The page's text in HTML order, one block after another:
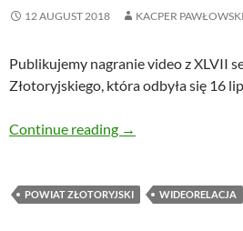
12 AUGUST 2018 KACPER PAWŁOWSKI
Publikujemy nagranie video z XLVII
Złotoryjskiego, która odbyła się 16
Continue reading Wideorelacja z
→
POWIAT ZŁOTORYJSKI WIDEORELACJA